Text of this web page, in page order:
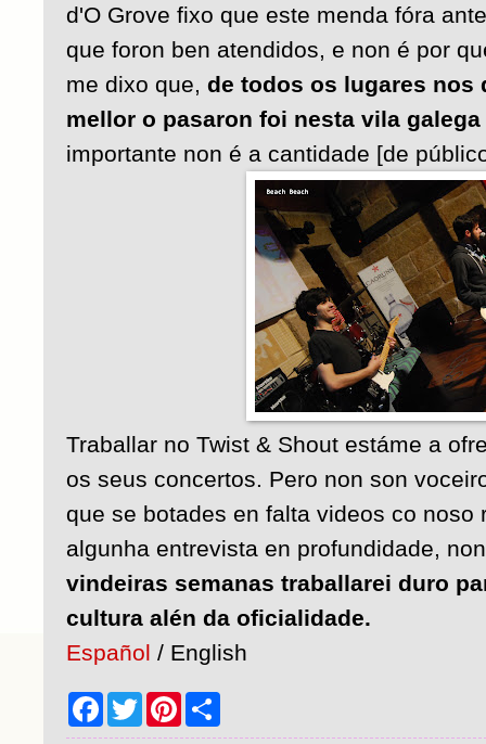
d'O Grove fixo que este menda fóra
que foron ben atendidos, e non é por
me dixo que, de todos os lugares nos
mellor o pasaron foi nesta vila galega
importante non é a cantidade [de
Traballar no Twist & Shout estáme a
os seus concertos. Pero non son
que se botades en falta videos co noso
algunha entrevista en profundidade,
vindeiras semanas traballarei duro
cultura alén da oficialidade.
Español / English
F
c
T
w
i
P
n
a